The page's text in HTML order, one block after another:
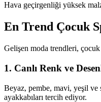
Hava geçirgenliği yüksek
En Trend Çocuk
Gelişen moda trendleri, çocuk
1. Canlı Renk ve
Beyaz, pembe, mavi, yeşil ve
ayakkabıları tercih ediyor.